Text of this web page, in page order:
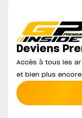
Deviens
Accès à tous les
et bien plus encore